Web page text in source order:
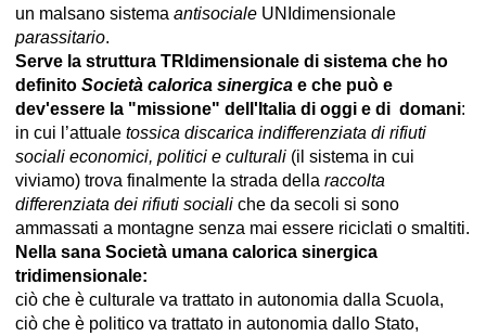
un malsano sistema antisociale UNIdimensionale
parassitario.
Serve la struttura TRIdimensionale di sistema che ho
definito Società calorica sinergica e che può e
dev'essere la "missione" dell'Italia di oggi e di domani:
in cui l’attuale tossica discarica indifferenziata di rifiuti
sociali economici, politici e culturali (il sistema in cui
viviamo) trova finalmente la strada della raccolta
differenziata dei rifiuti sociali che da secoli si sono
ammassati a montagne senza mai essere riciclati o smaltiti.
Nella sana Società umana calorica sinergica
tridimensionale:
ciò che è culturale va trattato in autonomia dalla Scuola,
ciò che è politico va trattato in autonomia dallo Stato,